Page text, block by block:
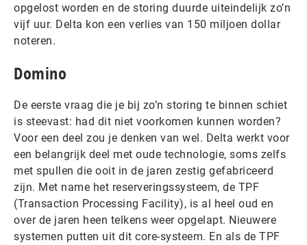
opgelost worden en de storing duurde uiteindelijk zo’n
vijf uur. Delta kon een verlies van 150 miljoen dollar
noteren.
Domino
De eerste vraag die je bij zo’n storing te binnen schiet
is steevast: had dit niet voorkomen kunnen worden?
Voor een deel zou je denken van wel. Delta werkt voor
een belangrijk deel met oude technologie, soms zelfs
met spullen die ooit in de jaren zestig gefabriceerd
zijn. Met name het reserveringssysteem, de TPF
(Transaction Processing Facility), is al heel oud en
over de jaren heen telkens weer opgelapt. Nieuwere
systemen putten uit dit core-systeem. En als de TPF